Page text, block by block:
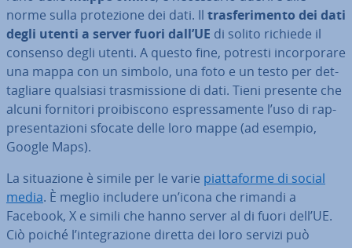
norme sulla pro­te­zio­ne dei dati. Il tra­sfe­ri­men­to dei dati
degli utenti a server fuori dall’UE di solito richiede il
consenso degli utenti. A questo fine, potresti in­cor­po­ra­re
una mappa con un simbolo, una foto e un testo per det­
ta­glia­re qualsiasi tra­smis­sio­ne di dati. Tieni presente che
alcuni fornitori proi­bi­sco­no espres­sa­men­te l’uso di rap­
pre­sen­ta­zio­ni sfocate delle loro mappe (ad esempio,
Google Maps).
La si­tua­zio­ne è simile per le varie piat­ta­for­me di social
media. È meglio includere un’icona che rimandi a
Facebook, X e simili che hanno server al di fuori dell’UE.
Ciò poiché l’in­te­gra­zio­ne diretta dei loro servizi può